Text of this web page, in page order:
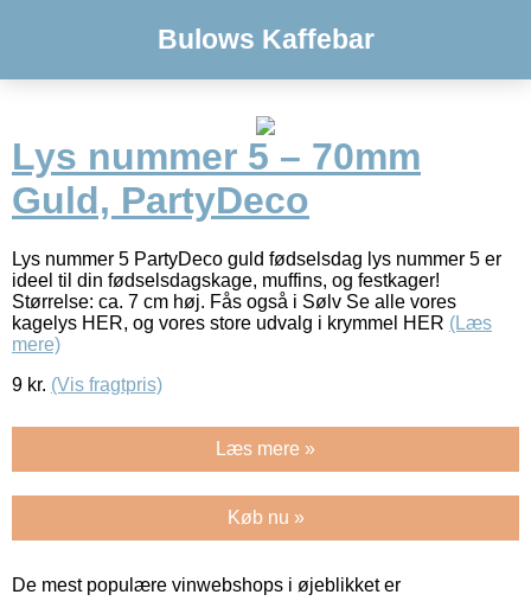
Bulows Kaffebar
Lys nummer 5 – 70mm
Guld, PartyDeco
Lys nummer 5 PartyDeco guld fødselsdag lys nummer 5 er
ideel til din fødselsdagskage, muffins, og festkager!
Størrelse: ca. 7 cm høj. Fås også i Sølv Se alle vores
kagelys HER, og vores store udvalg i krymmel HER (Læs
mere)
9 kr. (Vis fragtpris)
Læs mere »
Køb nu »
De mest populære vinwebshops i øjeblikket er